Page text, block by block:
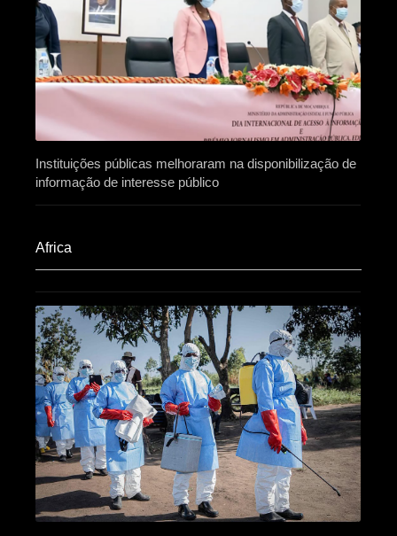
Instituições públicas melhoraram na disponibilização de
informação de interesse público
Africa​